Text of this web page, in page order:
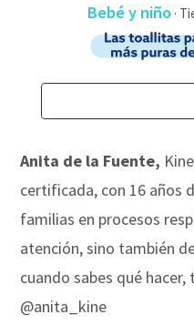
Bebé y niño ·
Anita de la Fuente,
certificada, con 16 años
familias en procesos
atención, sino también
cuando sabes qué
@anita_kine